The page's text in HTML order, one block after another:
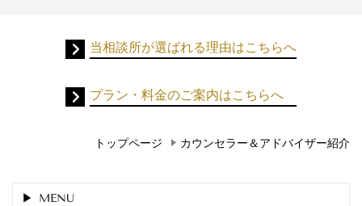
当相談所が選ばれる理由はこちらへ
プラン・料金のご案内はこちらへ
トップページ カウンセラー＆アドバイザー紹介
MENU